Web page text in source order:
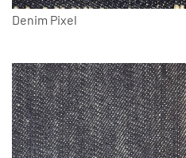
Denim Pixel